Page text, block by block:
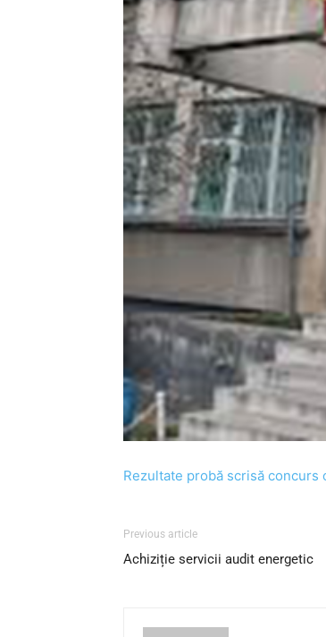
Rezultate probă scrisă
Previous article
Achiziție servicii audit energetic